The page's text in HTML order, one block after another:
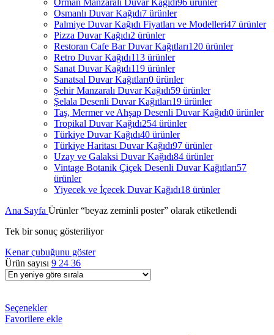
Orman Manzaralı Duvar Kağıdı96 ürünler
Osmanlı Duvar Kağıdı7 ürünler
Palmiye Duvar Kağıdı Fiyatları ve Modelleri47 ürünler
Pizza Duvar Kağıdı2 ürünler
Restoran Cafe Bar Duvar Kağıtları120 ürünler
Retro Duvar Kağıdı113 ürünler
Sanat Duvar Kağıdı119 ürünler
Sanatsal Duvar Kağıtları0 ürünler
Şehir Manzaralı Duvar Kağıdı59 ürünler
Şelala Desenli Duvar Kağıtları19 ürünler
Taş, Mermer ve Ahşap Desenli Duvar Kağıdı0 ürünler
Tropikal Duvar Kağıdı254 ürünler
Türkiye Duvar Kağıdı40 ürünler
Türkiye Haritası Duvar Kağıdı97 ürünler
Uzay ve Galaksi Duvar Kağıdı84 ürünler
Vintage Botanik Çiçek Desenli Duvar Kağıtları57
ürünler
Yiyecek ve İçecek Duvar Kağıdı18 ürünler
Ana Sayfa Ürünler “beyaz zeminli poster” olarak etiketlendi
Tek bir sonuç gösteriliyor
Kenar çubuğunu göster
Ürün sayısı 9 24 36
Seçenekler
Favorilere ekle